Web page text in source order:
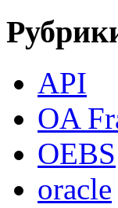
API
OA
OEBS
oracle